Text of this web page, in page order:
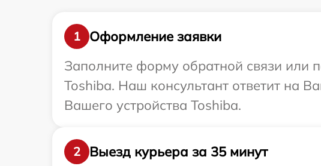
1
Оформление заявки
Заполните форму обратной связи или
Toshiba. Наш консультант ответит на
Вашего устройства Toshiba.
2
Выезд курьера за 35 минут